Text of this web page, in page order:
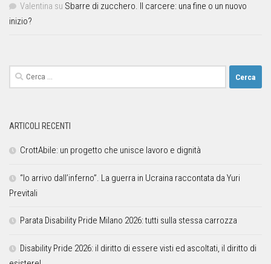
Valentina su Sbarre di zucchero. Il carcere: una fine o un nuovo
inizio?
ARTICOLI RECENTI
CrottAbile: un progetto che unisce lavoro e dignità
“Io arrivo dall’inferno”. La guerra in Ucraina raccontata da Yuri
Previtali
Parata Disability Pride Milano 2026: tutti sulla stessa carrozza
Disability Pride 2026: il diritto di essere visti ed ascoltati, il diritto di